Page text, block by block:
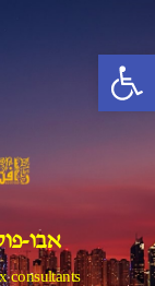
פתח סרגל נגישות
content
אבו-
consultants